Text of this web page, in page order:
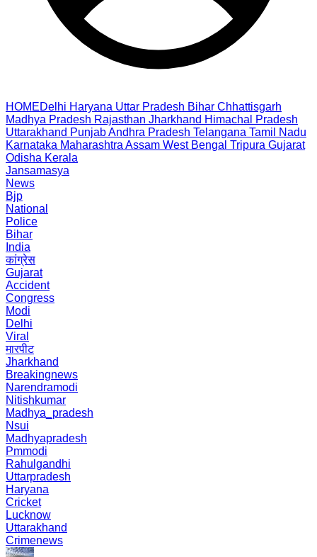
HOMEDelhi Haryana Uttar Pradesh Bihar Chhattisgarh
Madhya Pradesh Rajasthan Jharkhand Himachal Pradesh
Uttarakhand PunjabAndhra Pradesh Telangana Tamil Nadu
Karnataka Maharashtra Assam West Bengal Tripura Gujarat
Odisha Kerala
Jansamasya
News
Bjp
National
Police
Bihar
India
कांग्रेस
Gujarat
Accident
Congress
Modi
Delhi
Viral
मारपीट
Jharkhand
Breakingnews
Narendramodi
Nitishkumar
Madhya_pradesh
Nsui
Madhyapradesh
Pmmodi
Rahulgandhi
Uttarpradesh
Haryana
Cricket
Lucknow
Uttarakhand
Crimenews